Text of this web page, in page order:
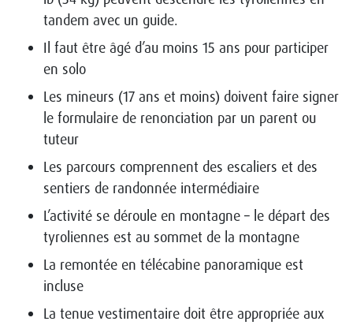
tandem avec un guide.
Il faut être âgé d’au moins 15 ans pour participer
en solo
Les mineurs (17 ans et moins) doivent faire signer
le formulaire de renonciation par un parent ou
tuteur
Les parcours comprennent des escaliers et des
sentiers de randonnée intermédiaire
L’activité se déroule en montagne – le départ des
tyroliennes est au sommet de la montagne
La remontée en télécabine panoramique est
incluse
La tenue vestimentaire doit être appropriée aux